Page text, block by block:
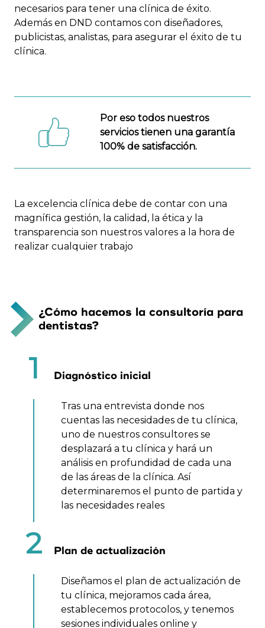
necesarios para tener una clínica de éxito.
Además en DND contamos con diseñadores,
publicistas, analistas, para asegurar el éxito de tu
clínica.
La excelencia clínica debe de contar con una
magnífica gestión, la calidad, la ética y la
transparencia son nuestros valores a la hora de
realizar cualquier trabajo
Por eso todos nuestros
servicios tienen una garantía
100% de satisfacción.
¿Cómo hacemos la consultoría para
dentistas?
1 Diagnóstico inicial
Tras una entrevista donde nos
cuentas las necesidades de tu clínica,
uno de nuestros consultores se
desplazará a tu clínica y hará un
análisis en profundidad de cada una
de las áreas de la clínica. Así
determinaremos el punto de partida y
las necesidades reales
2 Plan de actualización
Diseñamos el plan de actualización de
tu clínica, mejoramos cada área,
establecemos protocolos, y tenemos
sesiones individuales online y